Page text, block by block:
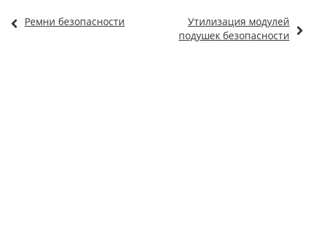
Ремни безопасности
Утилизация модулей
подушек безопасности